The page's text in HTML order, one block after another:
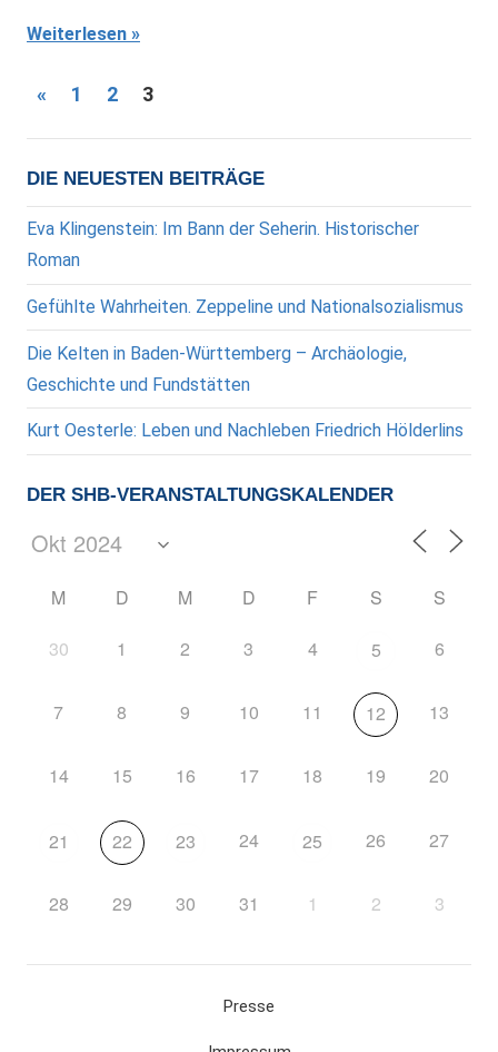
Weiterlesen
Seitennummerierung
der
Beiträge
« Vorherige
1 2 3
DIE NEUESTEN BEITRÄGE
Eva Klingenstein: Im Bann der Seherin. Historischer
Roman
Gefühlte Wahrheiten. Zeppeline und Nationalsozialismus
Die Kelten in Baden-Württemberg – Archäologie,
Geschichte und Fundstätten
Kurt Oesterle: Leben und Nachleben Friedrich Hölderlins
DER SHB-VERANSTALTUNGSKALENDER
M D M D F S S
30 1 2 3 4 5 6
7 8 9 10 11 12 13
14 15 16 17 18 19 20
21 22 23 24 25 26 27
28 29 30 31 1 2 3
Presse